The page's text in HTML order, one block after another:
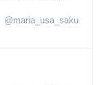
@maria_usa_saku